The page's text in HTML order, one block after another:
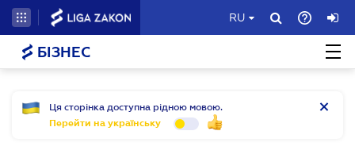
RU
БІЗНЕС
Ця сторінка доступна рідною мовою.
Перейти на українську